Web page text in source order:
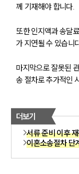
께 기재해야 합니다.
또한 인지액과 송달
가 지연될 수 있습니
마지막으로 잘못된
송 절차로 추가적인
더보기
서류 준비 이후
이혼소송절차 단